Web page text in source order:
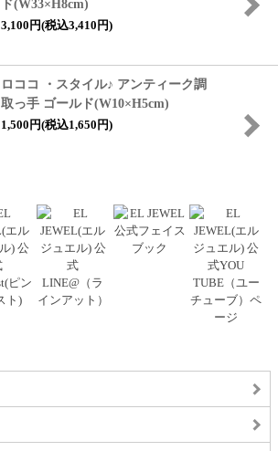
ド(W33×H8cm)
3,100円(税込3,410円)
ロココ ・スタイル♪ アンティーク調
取っ手 ゴールド(W10×H5cm)
1,500円(税込1,650円)